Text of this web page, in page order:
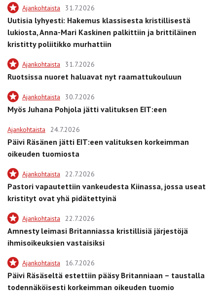
Ajankohtaista 31.7.2026
Uutisia lyhyesti: Hakemus klassisesta kristillisestä
lukiosta, Anna-Mari Kaskinen palkittiin ja brittiläinen
kristitty poliitikko murhattiin
Ajankohtaista 31.7.2026
Ruotsissa nuoret haluavat nyt raamattukouluun
Ajankohtaista 30.7.2026
Myös Juhana Pohjola jätti valituksen EIT:een
Ajankohtaista 24.7.2026
Päivi Räsänen jätti EIT:een valituksen korkeimman
oikeuden tuomiosta
Ajankohtaista 22.7.2026
Pastori vapautettiin vankeudesta Kiinassa, jossa useat
kristityt ovat yhä pidätettyinä
Ajankohtaista 22.7.2026
Amnesty leimasi Britanniassa kristillisiä järjestöjä
ihmisoikeuksien vastaisiksi
Ajankohtaista 16.7.2026
Päivi Räsäseltä estettiin pääsy Britanniaan – taustalla
todennäköisesti korkeimman oikeuden tuomio